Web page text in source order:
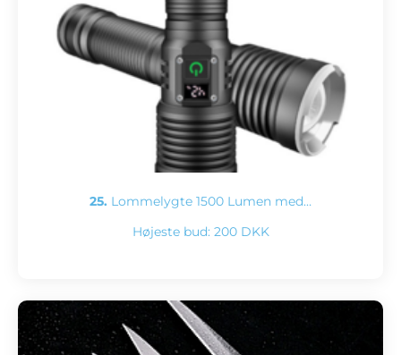
25. Lommelygte 1500 Lumen med…
Højeste bud: 200 DKK